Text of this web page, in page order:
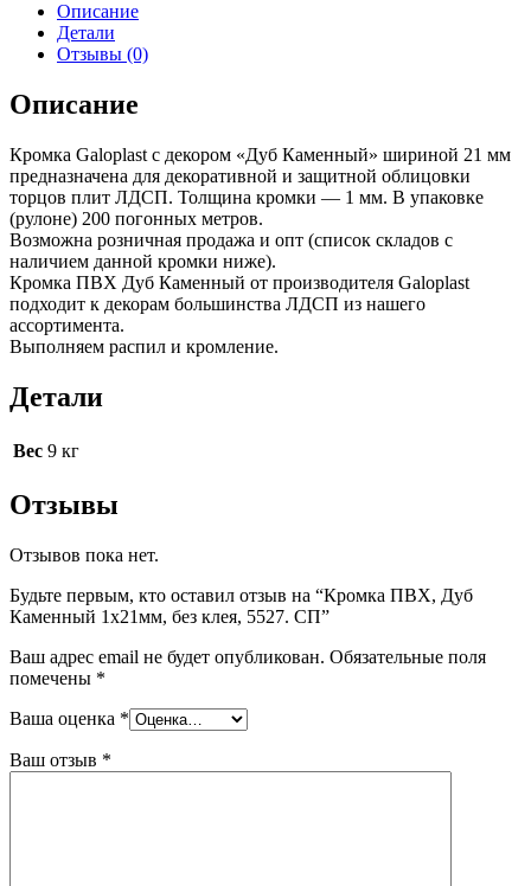
Описание
Детали
Отзывы (0)
Описание
Кромка Galoplast с декором «Дуб Каменный» шириной 21 мм
предназначена для декоративной и защитной облицовки
торцов плит ЛДСП. Толщина кромки — 1 мм. В упаковке
(рулоне) 200 погонных метров.
Возможна розничная продажа и опт (cписок складов с
наличием данной кромки ниже).
Кромка ПВХ Дуб Каменный от производителя Galoplast
подходит к декорам большинства ЛДСП из нашего
ассортимента.
Выполняем распил и кромление.
Детали
Вес 9 кг
Отзывы
Отзывов пока нет.
Будьте первым, кто оставил отзыв на “Кромка ПВХ, Дуб
Каменный 1х21мм, без клея, 5527. СП”
Ваш адрес email не будет опубликован. Обязательные поля
помечены *
Ваша оценка *
Ваш отзыв *